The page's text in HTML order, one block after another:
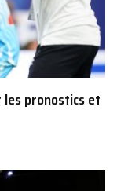
pronostics et